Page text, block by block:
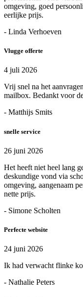
omgeving, goed
eerlijke prijs.
- Linda Verhoeven
Vlugge offerte
4 juli 2026
Vrij snel na het
mailbox. Bedankt voor
- Matthijs Smits
snelle service
26 juni 2026
Het heeft niet heel lang
deskundige vond via
omgeving, aangenaam
nette prijs.
- Simone Scholten
Perfecte website
24 juni 2026
Ik had verwacht flinke
- Nathalie Peters